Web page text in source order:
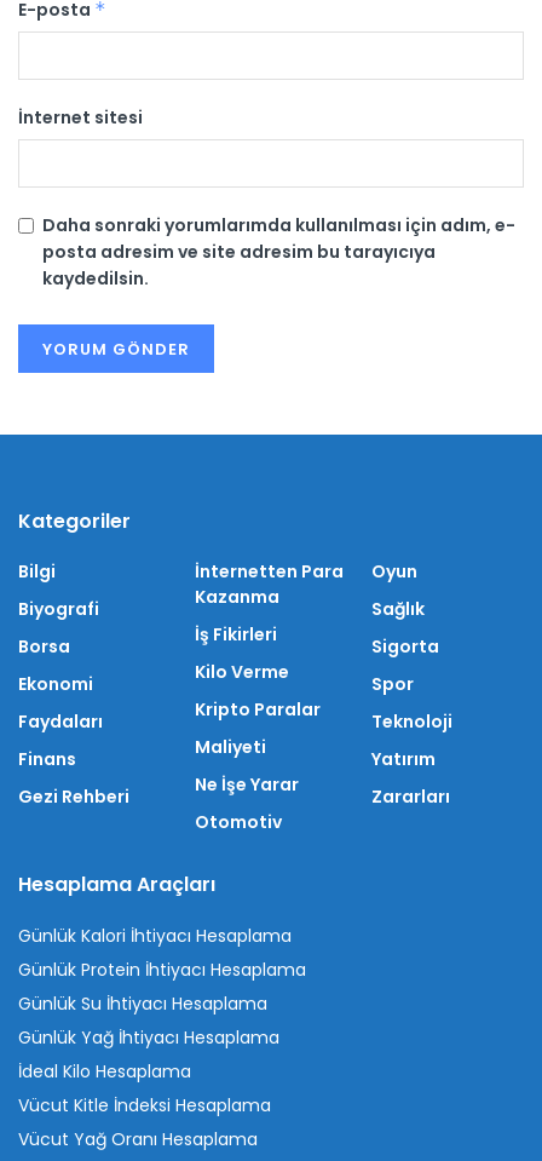
E-posta *
İnternet sitesi
Daha sonraki yorumlarımda kullanılması için adım, e-
posta adresim ve site adresim bu tarayıcıya
kaydedilsin.
Kategoriler
Bilgi
Biyografi
Borsa
Ekonomi
Faydaları
Finans
Gezi Rehberi
İnternetten Para
Kazanma
İş Fikirleri
Kilo Verme
Kripto Paralar
Maliyeti
Ne İşe Yarar
Otomotiv
Oyun
Sağlık
Sigorta
Spor
Teknoloji
Yatırım
Zararları
Hesaplama Araçları
Günlük Kalori İhtiyacı Hesaplama
Günlük Protein İhtiyacı Hesaplama
Günlük Su İhtiyacı Hesaplama
Günlük Yağ İhtiyacı Hesaplama
İdeal Kilo Hesaplama
Vücut Kitle İndeksi Hesaplama
Vücut Yağ Oranı Hesaplama